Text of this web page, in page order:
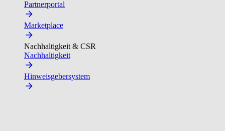
Partnerportal
Marketplace
Nachhaltigkeit & CSR
Nachhaltigkeit
Hinweisgebersystem